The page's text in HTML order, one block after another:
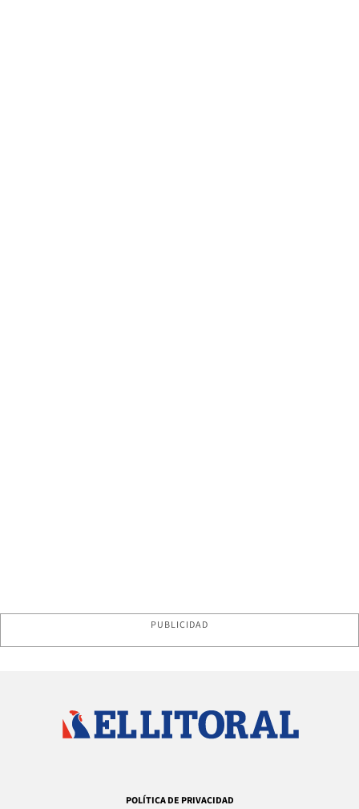
PUBLICIDAD
POLÍTICA DE PRIVACIDAD